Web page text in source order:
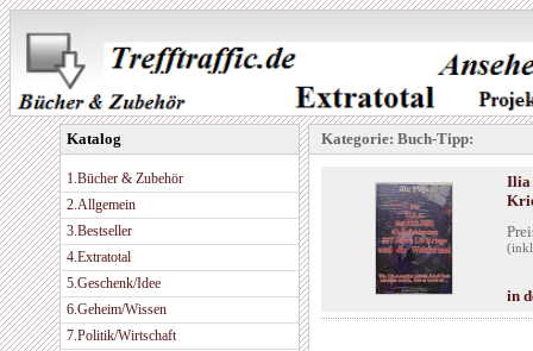
Katalog
1.Bücher & Zubehör
2.Allgemein
3.Bestseller
4.Extratotal
5.Geschenk/Idee
6.Geheim/Wissen
7.Politik/Wirtschaft
Kategorie: Buch-Tipp:
Ilia
in